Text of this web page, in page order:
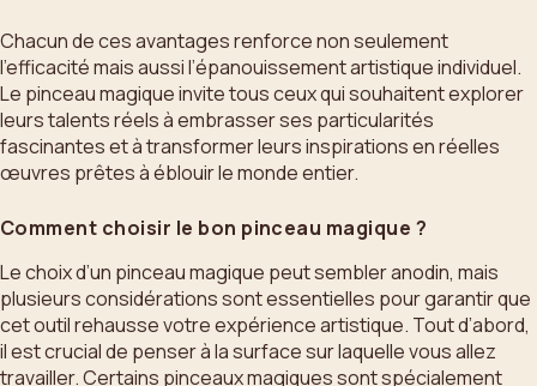
Chacun de ces avantages renforce non seulement
l’efficacité mais aussi l’épanouissement artistique individuel.
Le pinceau magique invite tous ceux qui souhaitent explorer
leurs talents réels à embrasser ses particularités
fascinantes et à transformer leurs inspirations en réelles
œuvres prêtes à éblouir le monde entier.
Comment choisir le bon pinceau magique ?
Le choix d’un pinceau magique peut sembler anodin, mais
plusieurs considérations sont essentielles pour garantir que
cet outil rehausse votre expérience artistique. Tout d’abord,
il est crucial de penser à la surface sur laquelle vous allez
travailler. Certains pinceaux magiques sont spécialement